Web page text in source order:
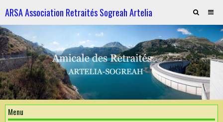
ARSA Association Retraités Sogreah Artelia
Invitation au repas le 21 novembre 2025
ARTELIA et l'Hydroélectricité
ARTELIA et l'Hydroélectricité
Souvenirs de KIrkuk
CONFERENCE DE CLAUDE TORCHON & YVES MARCELLIN A L'UIAD
Menu